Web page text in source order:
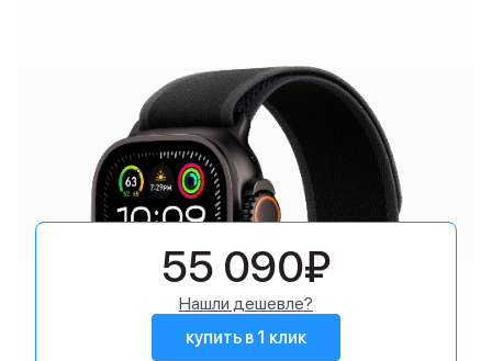
55 090₽
Нашли дешевле?
купить в 1 клик